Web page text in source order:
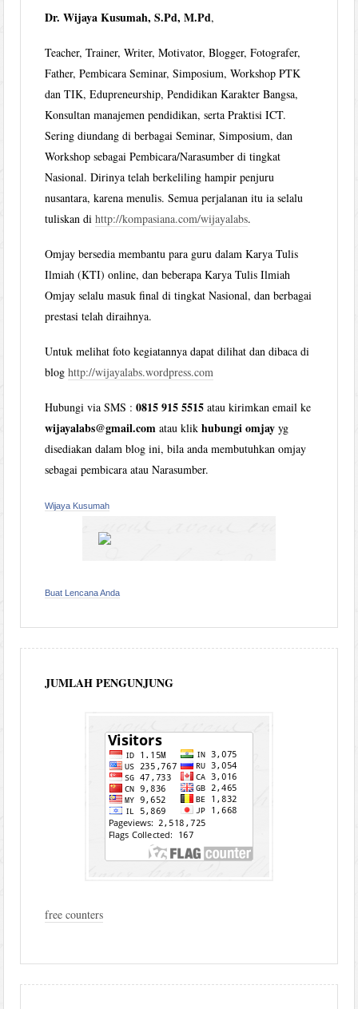
Dr. Wijaya Kusumah, S.Pd, M.Pd,
Teacher, Trainer, Writer, Motivator, Blogger, Fotografer,
Father, Pembicara Seminar, Simposium, Workshop PTK
dan TIK, Edupreneurship, Pendidikan Karakter Bangsa,
Konsultan manajemen pendidikan, serta Praktisi ICT.
Sering diundang di berbagai Seminar, Simposium, dan
Workshop sebagai Pembicara/Narasumber di tingkat
Nasional. Dirinya telah berkeliling hampir penjuru
nusantara, karena menulis. Semua perjalanan itu ia selalu
tuliskan dihttp://kompasiana.com/wijayalabs.
Omjay bersedia membantu para guru dalam Karya Tulis
Ilmiah (KTI) online, dan beberapa Karya Tulis Ilmiah
Omjay selalu masuk final di tingkat Nasional, dan berbagai
prestasi telah diraihnya.
Untuk melihat foto kegiatannya dapat dilihat dan dibaca di
bloghttp://wijayalabs.wordpress.com
Hubungi via SMS :0815 915 5515 atau kirimkan email ke
wijayalabs@gmail.com atau klikhubungi omjay yg
disediakan dalam blog ini, bila anda membutuhkan omjay
sebagai pembicara atau Narasumber.
Wijaya Kusumah
Buat Lencana Anda
JUMLAH PENGUNJUNG
free counters